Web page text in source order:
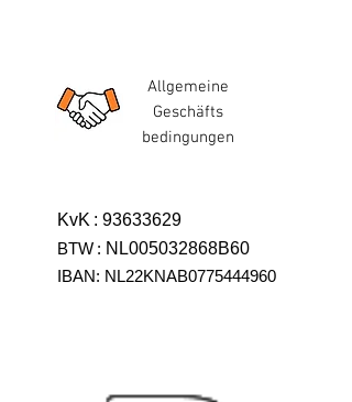
Allgemeine
Geschäfts
bedingungen
KvK : 93633629
BTW : NL005032868B60
IBAN: NL22KNAB0775444960